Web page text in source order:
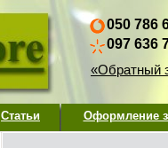
050 786
097 636
«Обратный
Статьи Оформление